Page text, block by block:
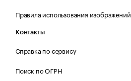
Правила использования изображений
Контакты
Справка по сервису
Поиск по ОГРН